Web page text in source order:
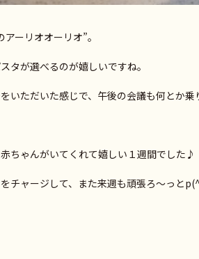
ーリオオーリオ”。
タが選べるのが嬉しいですね。
いただいた感じで、午後の会議も何とか
ちゃんがいてくれて嬉しい１週間でした♪
チャージして、また来週も頑張ろ～っと